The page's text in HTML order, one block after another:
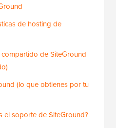
de hosting de
de SiteGround
(lo que obtienes por tu
el soporte de SiteGround?